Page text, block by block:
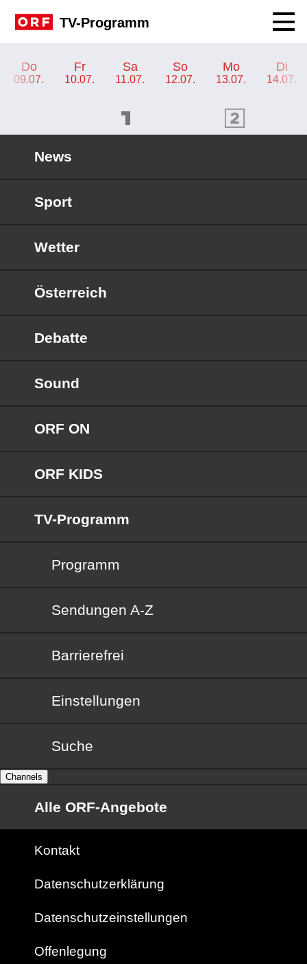
TV-Programm
Do
09.07.
Fr
10.07.
Sa
11.07.
So
12.07.
Mo
13.07.
Di
14.07.
ORF 2 Programm
News
Sport
Wetter
Österreich
Debatte
Sound
ORF ON
ORF KIDS
TV-Programm
Programm
Sendungen von A bis Z
Sendungen A-Z
Barrierefrei
Barrierefrei
Einstellungen
Suche
Channels
Alle ORF-Angebote
Kontakt
Datenschutzerklärung
Datenschutzeinstellungen
Offenlegung